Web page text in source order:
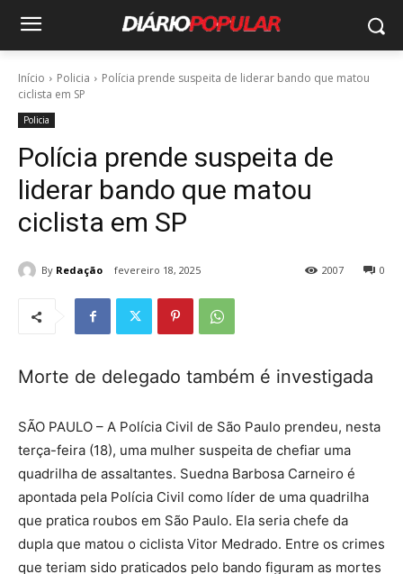
Início Policia
Polícia prende suspeita de liderar bando que matou
ciclista em SP
Policia
Polícia prende suspeita de
liderar bando que matou
ciclista em SP
By Redação fevereiro 18, 2025 0
2007
Morte de delegado também é investigada
SÃO PAULO – A Polícia Civil de São Paulo prendeu, nesta
terça-feira (18), uma mulher suspeita de chefiar uma
quadrilha de assaltantes. Suedna Barbosa Carneiro é
apontada pela Polícia Civil como líder de uma quadrilha
que pratica roubos em São Paulo. Ela seria chefe da
dupla que matou o ciclista Vitor Medrado. Entre os crimes
que teriam sido praticados pelo bando figuram as mortes